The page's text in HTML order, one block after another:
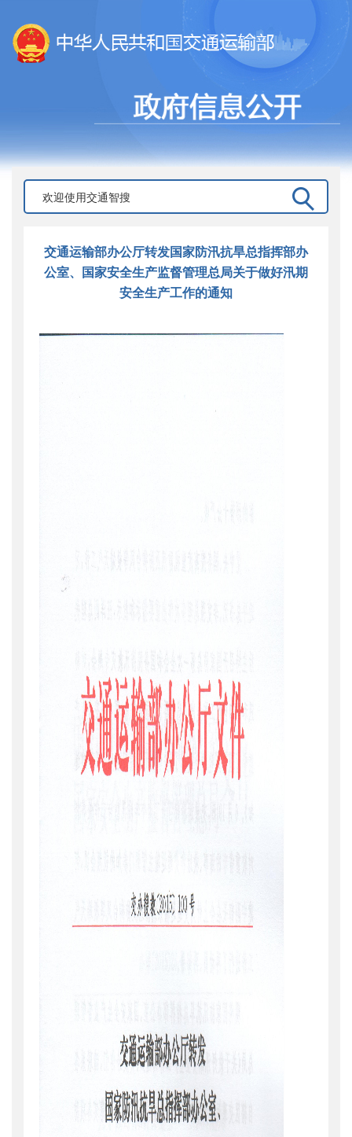
交通运输部办公厅转发国家防汛抗旱总指挥部办
公室、国家安全生产监督管理总局关于做好汛期
安全生产工作的通知